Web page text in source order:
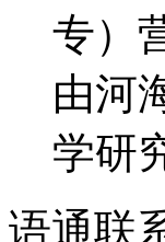
专）
由河
学研
语通联